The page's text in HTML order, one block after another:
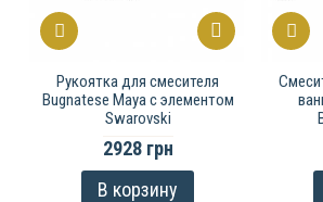
Рукоятка для смесителя
Bugnatese Maya с элементом
Swarovski
2928 грн
В корзину